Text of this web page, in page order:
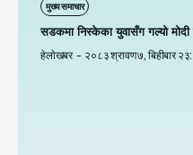
मुख्य समाचार
सडकमा निस्केका युवासँग गल्यो
हेलाेखबर - २०८३ श्रावण ७, बिहीबार